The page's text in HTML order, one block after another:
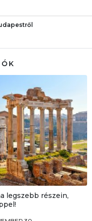
legszebb részein,